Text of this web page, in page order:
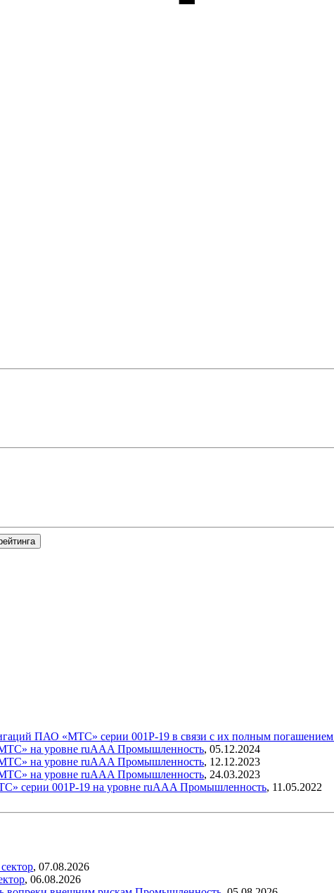
ПАО «МТС» серии 001Р-19 в связи с их полным погашением
на уровне ruAAA Промышленность, 05.12.2024
на уровне ruAAA Промышленность, 12.12.2023
на уровне ruAAA Промышленность, 24.03.2023
серии 001Р-19 на уровне ruAAA Промышленность, 11.05.2022
, 07.08.2026
, 06.08.2026